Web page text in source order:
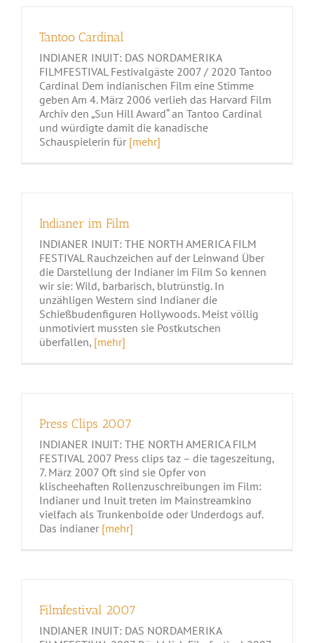
Tantoo Cardinal
INDIANER INUIT: DAS NORDAMERIKA
FILMFESTIVAL Festivalgäste 2007 / 2020 Tantoo
Cardinal Dem indianischen Film eine Stimme
geben Am 4. März 2006 verlieh das Harvard Film
Archiv den „Sun Hill Award“ an Tantoo Cardinal
und würdigte damit die kanadische
Schauspielerin für [mehr]
Indianer im Film
INDIANER INUIT: THE NORTH AMERICA FILM
FESTIVAL Rauchzeichen auf der Leinwand Über
die Darstellung der Indianer im Film So kennen
wir sie: Wild, barbarisch, blutrünstig. In
unzähligen Western sind Indianer die
Schießbudenfiguren Hollywoods. Meist völlig
unmotiviert mussten sie Postkutschen
überfallen, [mehr]
Press Clips 2007
INDIANER INUIT: THE NORTH AMERICA FILM
FESTIVAL 2007 Press clips taz – die tageszeitung,
7. März 2007 Oft sind sie Opfer von
klischeehaften Rollenzuschreibungen im Film:
Indianer und Inuit treten im Mainstreamkino
vielfach als Trunkenbolde oder Underdogs auf.
Das indianer [mehr]
Filmfestival 2007
INDIANER INUIT: DAS NORDAMERIKA